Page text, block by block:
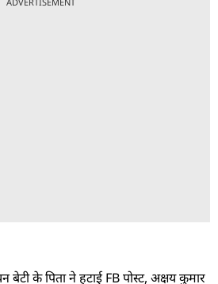
बेटी के पिता ने हटाई FB पोस्ट, अक्षय कुमार